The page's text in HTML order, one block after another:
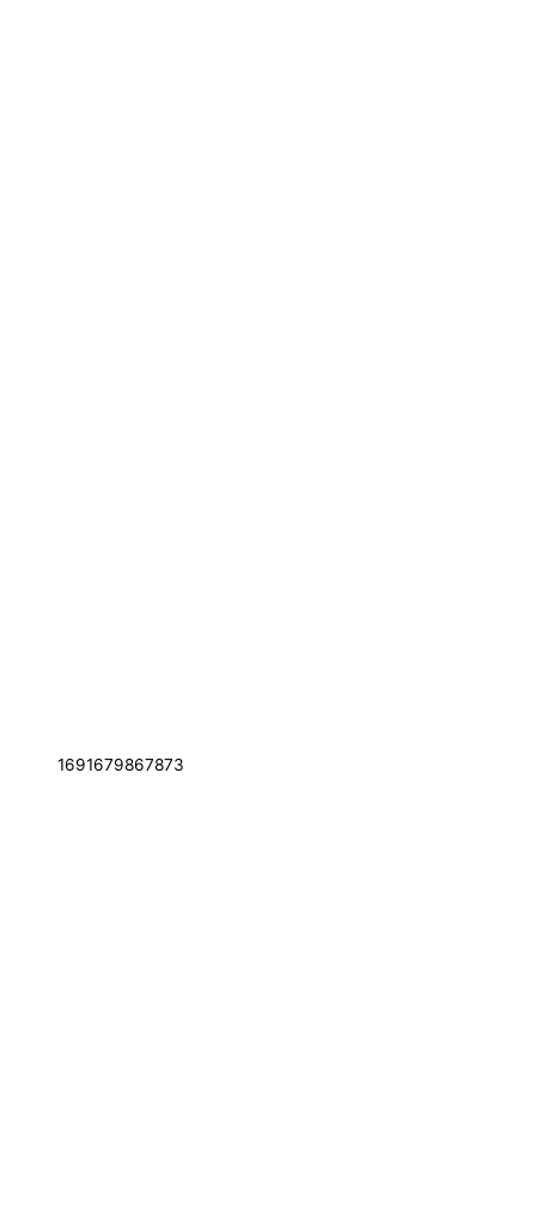
1691679867873